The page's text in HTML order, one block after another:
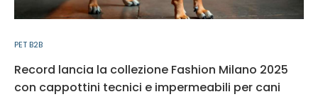
PET B2B
Record lancia la collezione Fashion Milano 2025
con cappottini tecnici e impermeabili per cani